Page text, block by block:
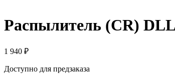
Распылитель (CR)
1 940 ₽
Доступно для предзаказа